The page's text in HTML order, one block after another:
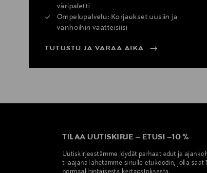
väripaletti
Ompelupalvelu: Korjaukset uusiin ja
vanhoihin vaatteisiisi
TUTUSTU JA VARAA AIKA
TILAA UUTISKIRJE – ETUSI –10 %
Uutiskirjeestämme löydät parhaat edut ja
tilaajana lähetämme sinulle etukoodin, jolla saat